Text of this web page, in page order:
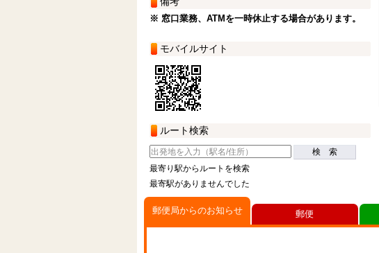
※ 窓口業務、ATMを一時休止する場合があります。
モバイルサイト
ルート検索
検 索
最寄り駅からルートを検索
最寄駅がありませんでした
郵便局からのお知らせ 郵便